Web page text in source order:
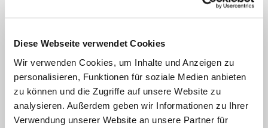
Diese Webseite verwendet Cookies
Wir verwenden Cookies, um Inhalte und Anzeigen zu
personalisieren, Funktionen für soziale Medien anbieten
zu können und die Zugriffe auf unsere Website zu
analysieren. Außerdem geben wir Informationen zu Ihrer
Verwendung unserer Website an unsere Partner für
unterentwickelt" zu bewerten. Dies sei
herablassendes Verhalten.
Mehr Frauen in kirchlichen
Leitungsfunktionen